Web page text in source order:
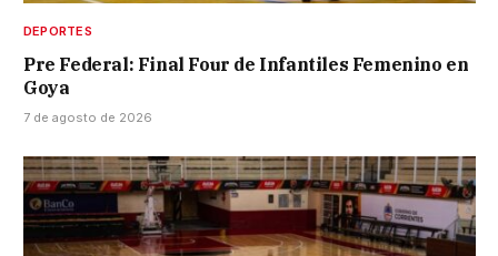
DEPORTES
Pre Federal: Final Four de Infantiles Femenino en
Goya
7 de agosto de 2026